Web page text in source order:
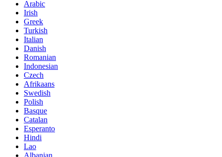
Arabic
Irish
Greek
Turkish
Italian
Danish
Romanian
Indonesian
Czech
Afrikaans
Swedish
Polish
Basque
Catalan
Esperanto
Hindi
Lao
Albanian